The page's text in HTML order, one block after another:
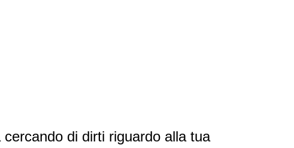
di dirti riguardo alla tua